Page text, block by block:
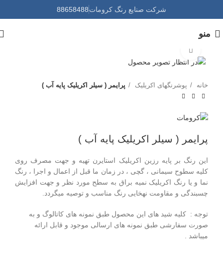
شرکت صنایع رنگ کرومات88658488
منو
خانه پوشرنگهای اکریلیک پرایمر ( سیلر اکریلیک پایه آب )
پرایمر ( سیلر اکریلیک پایه آب )
این رنگ بر پایه رزین اکریلیک استایرن تهیه و جهت مصرف روی
کلیه سطوح سیمانی ، گچی ، در زمان ما قبل از اعمال و اجرا ، رنگ
نما و یا رنگ اکریلیک نمیه براق به سطح مورد نظر و جهت افزایش
چسبندگی و مقاومت نهخایی رنگ مناسب و توصیه میگردد.
توجه : کلیه شید های این محصول طبق نمونه های کاتالوگ و به
صورت سفارشی طبق نمونه های ارسالی موجود و قابل ارائه
میباشد .